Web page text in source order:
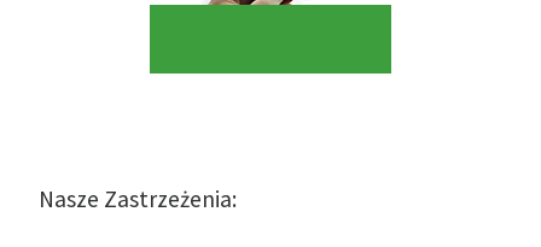
Nasze Zastrzeżenia: